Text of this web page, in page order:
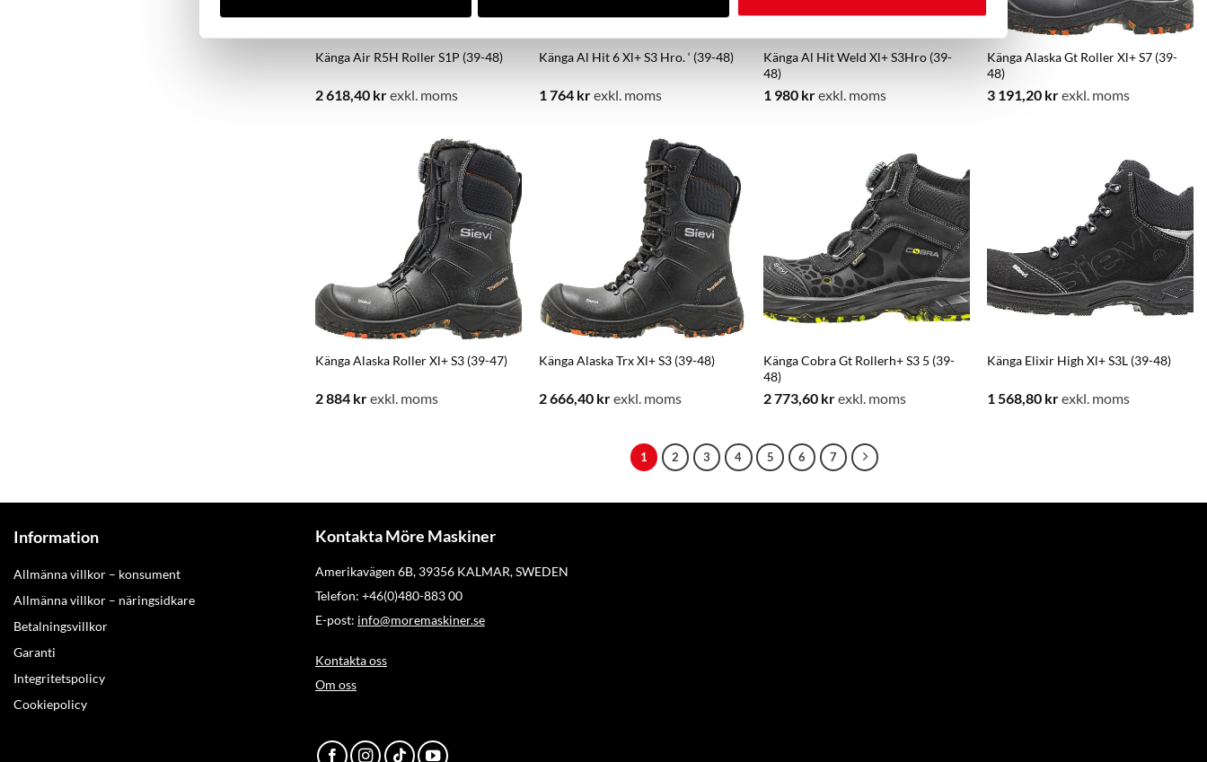
Känga Air R5H Roller S1P (39-48)
2 618,40 krexkl. moms
Känga Al Hit 6 Xl+ S3 Hro. ‘ (39-48)
1 764 krexkl. moms
Känga Al Hit Weld Xl+ S3Hro (39-
48)
1 980 krexkl. moms
Känga Alaska Gt Roller Xl+ S7 (39-
48)
3 191,20 krexkl. moms
Känga Alaska Roller Xl+ S3 (39-47)
2 884 krexkl. moms
Känga Alaska Trx Xl+ S3 (39-48)
2 666,40 krexkl. moms
Känga Cobra Gt Rollerh+ S3 5 (39-
48)
2 773,60 krexkl. moms
Känga Elixir High Xl+ S3L (39-48)
1 568,80 krexkl. moms
1 2 3 4 5 6 7
Information
Allmänna villkor – konsument
Allmänna villkor – näringsidkare
Betalningsvillkor
Garanti
Integritetspolicy
Cookiepolicy
Kontakta Möre Maskiner
Amerikavägen 6B, 39356 KALMAR, SWEDEN
Telefon: +46(0)480-883 00
E-post: info@moremaskiner.se
Kontakta oss
Om oss